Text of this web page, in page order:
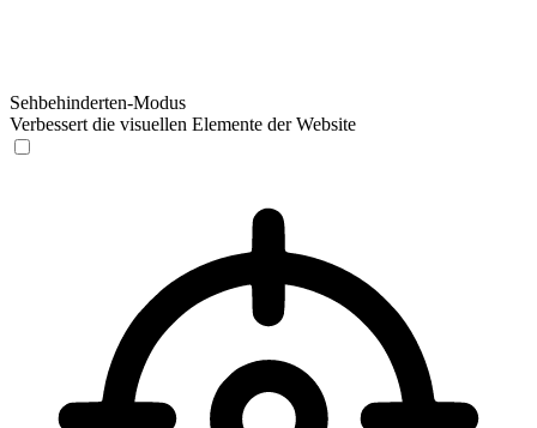
Sehbehinderten-Modus
Verbessert die visuellen Elemente der Website